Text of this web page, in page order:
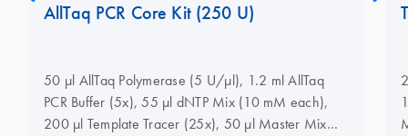
AllTaq PCR Core Kit (250 U)
50 µl AllTaq Polymerase (5 U/µl), 1.2 ml AllTaq
PCR Buffer (5x), 55 µl dNTP Mix (10 mM each),
200 µl Template Tracer (25x), 50 µl Master Mix